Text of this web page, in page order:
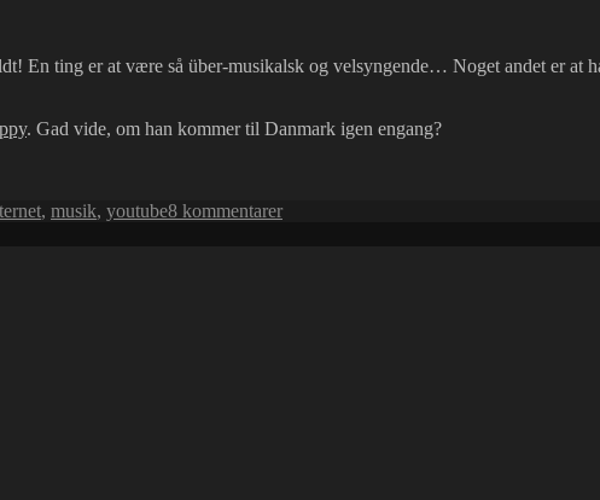
En ting er at være så über-musikalsk og velsyngende… Noget andet er at
. Gad vide, om han kommer til Danmark igen engang?
, musik, youtube8 kommentarertil